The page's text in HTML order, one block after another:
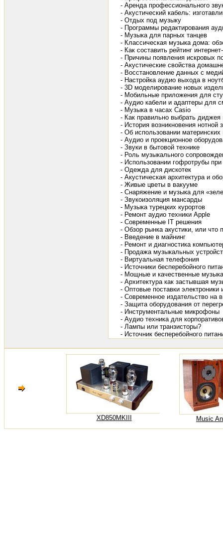
- Аренда профессионального
- Акустический кабель:
- Отдых под музыку
- Программы редактирования
- Музыка для парных танцев
- Классическая музыка дома:
- Как составить рейтинг
- Причины появления искровых
- Акустические свойства
- Восстановление данных с
- Настройка аудио выхода в
- 3D моделирование новых
- Мобильные приложения для
- Аудио кабели и адаптеры для
- Музыка в часах Casio
- Как правильно выбрать диджея
- История возникновения нотной
- Об использовании
- Аудио и проекционное
- Звуки в бытовой технике
- Роль музыкального
- Использовании гофротрубы
- Одежда для дискотек
- Акустическая архитектура и
- Живые цветы в вакууме
- Снаряжение и музыка для
- Звукоизоляция мансарды
- Музыка турецких курортов
- Ремонт аудио техники Apple
- Современные IT решения
- Обзор рынка акустики, или
- Введение в майнинг
- Ремонт и диагностика
- Продажа музыкальных
- Виртуальная телефония
- Источники бесперебойного
- Мощные и качественные
- Архитектура как застывшая
- Оптовые поставки
- Современное издательство на
- Защита оборудования от
- Инструментальные микрофоны
- Аудио техника для
- Лампы или транзисторы?
- Источник бесперебойного
XD850MKIII Music